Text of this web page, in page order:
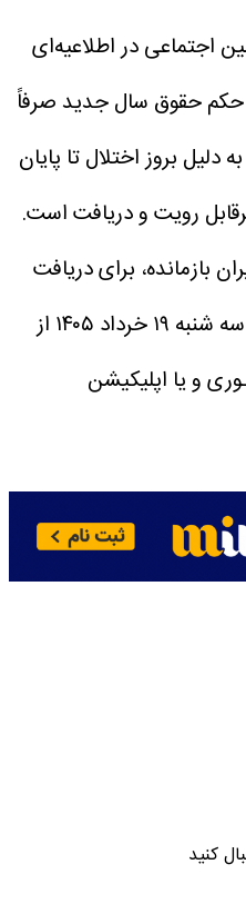
اجتماعی در اطلاعیه‌ای
حکم حقوق سال جدید صرفاً
دلیل بروز اختلال تا پایان
بازمانده، برای دریافت
حکم حقوق سال جدید، از روز سه شنبه ۱۹ خرداد ۱۴۰۵ از
و یا اپلیکیشن
کنید